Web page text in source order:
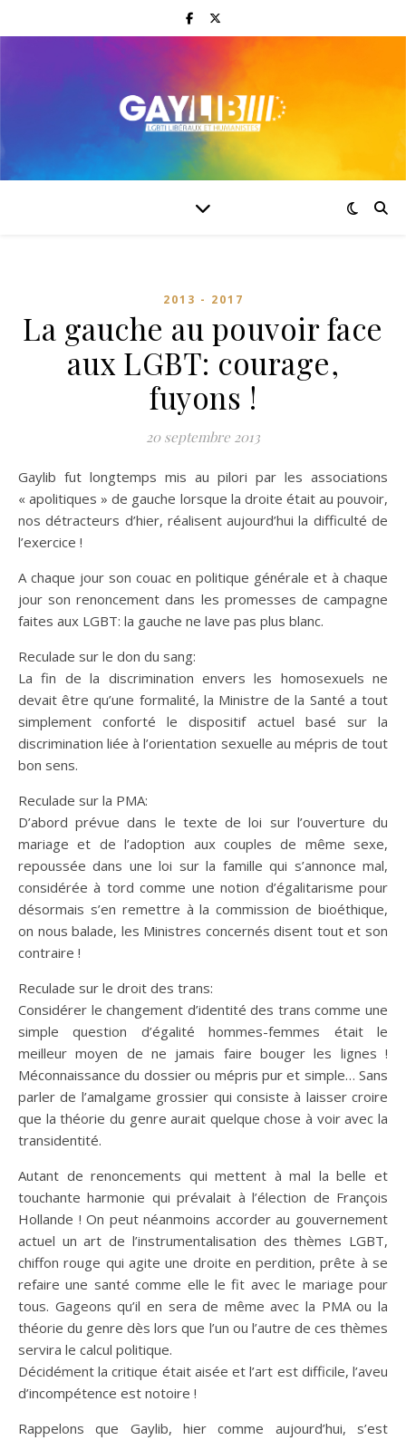
2013 - 2017
La gauche au pouvoir face
aux LGBT: courage,
fuyons !
20 septembre 2013
Gaylib fut longtemps mis au pilori par les associations
« apolitiques » de gauche lorsque la droite était au pouvoir,
nos détracteurs d’hier, réalisent aujourd’hui la difficulté de
l’exercice !
A chaque jour son couac en politique générale et à chaque
jour son renoncement dans les promesses de campagne
faites aux LGBT: la gauche ne lave pas plus blanc.
Reculade sur le don du sang:
La fin de la discrimination envers les homosexuels ne
devait être qu’une formalité, la Ministre de la Santé a tout
simplement conforté le dispositif actuel basé sur la
discrimination liée à l’orientation sexuelle au mépris de tout
bon sens.
Reculade sur la PMA:
D’abord prévue dans le texte de loi sur l’ouverture du
mariage et de l’adoption aux couples de même sexe,
repoussée dans une loi sur la famille qui s’annonce mal,
considérée à tord comme une notion d’égalitarisme pour
désormais s’en remettre à la commission de bioéthique,
on nous balade, les Ministres concernés disent tout et son
contraire !
Reculade sur le droit des trans:
Considérer le changement d’identité des trans comme une
simple question d’égalité hommes-femmes était le
meilleur moyen de ne jamais faire bouger les lignes !
Méconnaissance du dossier ou mépris pur et simple… Sans
parler de l’amalgame grossier qui consiste à laisser croire
que la théorie du genre aurait quelque chose à voir avec la
transidentité.
Autant de renoncements qui mettent à mal la belle et
touchante harmonie qui prévalait à l’élection de François
Hollande ! On peut néanmoins accorder au gouvernement
actuel un art de l’instrumentalisation des thèmes LGBT,
chiffon rouge qui agite une droite en perdition, prête à se
refaire une santé comme elle le fit avec le mariage pour
tous. Gageons qu’il en sera de même avec la PMA ou la
théorie du genre dès lors que l’un ou l’autre de ces thèmes
servira le calcul politique.
Décidément la critique était aisée et l’art est difficile, l’aveu
d’incompétence est notoire !
Rappelons que Gaylib, hier comme aujourd’hui, s’est